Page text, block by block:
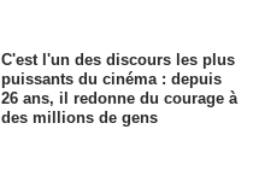
C'est l'un des discours les plus
puissants du cinéma : depuis
26 ans, il redonne du courage à
des millions de gens